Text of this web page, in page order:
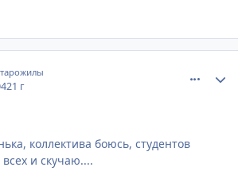
21 г
коллектива боюсь, студентов
и скучаю....